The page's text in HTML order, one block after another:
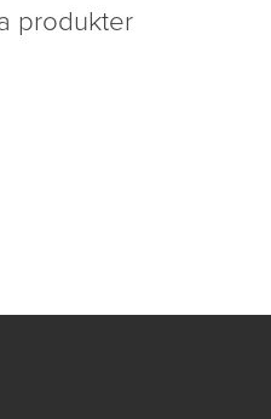
produkter